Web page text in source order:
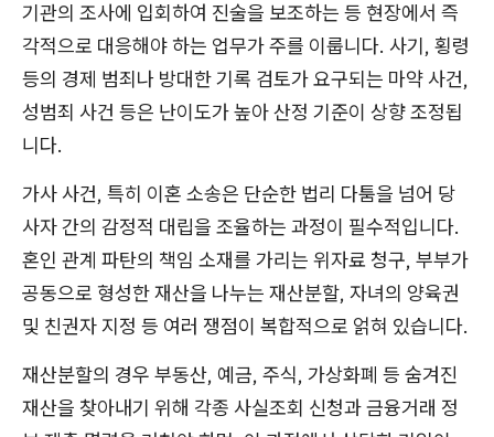
기관의 조사에 입회하여 진술을 보조하는 등 현장에서 즉
각적으로 대응해야 하는 업무가 주를 이룹니다. 사기, 횡령
등의 경제 범죄나 방대한 기록 검토가 요구되는 마약 사건,
성범죄 사건 등은 난이도가 높아 산정 기준이 상향 조정됩
니다.
가사 사건, 특히 이혼 소송은 단순한 법리 다툼을 넘어 당
사자 간의 감정적 대립을 조율하는 과정이 필수적입니다.
혼인 관계 파탄의 책임 소재를 가리는 위자료 청구, 부부가
공동으로 형성한 재산을 나누는 재산분할, 자녀의 양육권
및 친권자 지정 등 여러 쟁점이 복합적으로 얽혀 있습니다.
재산분할의 경우 부동산, 예금, 주식, 가상화폐 등 숨겨진
재산을 찾아내기 위해 각종 사실조회 신청과 금융거래 정